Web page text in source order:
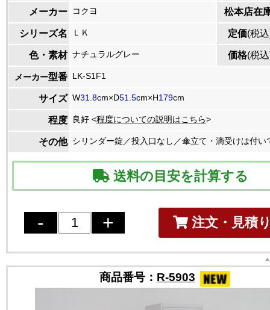
メーカー コクヨ 松本店在
シリーズ名 ＬＫ 定価(税
色・素材 ナチュラルグレー 価格(税
メーカー型番 LK-S1F1
サイズ W31.8cm×D51.5cm×H179cm
程度 良好 <程度についての説明はこちら>
その他 シリンダー錠／投入口なし／傘立て・滴受けは付い
送料の目安を計算する
注文・見積
商品番号： R-5903